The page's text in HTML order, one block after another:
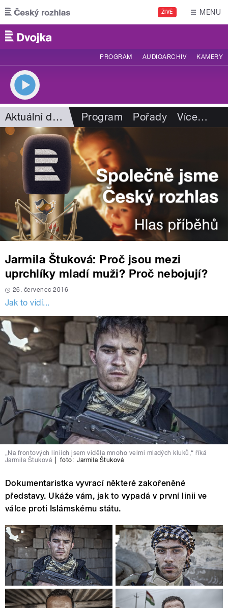
Přejít k hlavnímu obsahu
ŽIVĚ MENU
PROGRAM AUDIOARCHIV KAMERY
Aktuální dění Program Pořady Více…
Jarmila Štuková: Proč jsou mezi
uprchlíky mladí muži? Proč nebojují?
26. červenec 2016
Jak to vidí...
„Na frontových liniích jsem viděla mnoho velmi mladých kluků,“ říká
Jarmila Štuková
foto: Jarmila Štuková
Dokumentaristka vyvrací některé zakořeněné
představy. Ukáže vám, jak to vypadá v první linii ve
válce proti Islámskému státu.